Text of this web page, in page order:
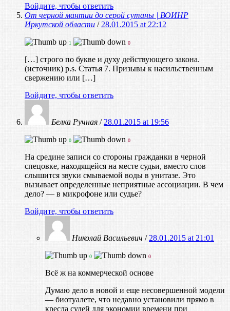
Войдите, чтобы ответить
От черной мантии до серой сутаны | ВОИНР
Иркутской области /28.01.2015 at 22:12
1 0
[…] строго по букве и духу действующего закона.
(источник) p.s. Статья 7. Призывы к насильственным
свержению или […]
Войдите, чтобы ответить
Белка Ручная /28.01.2015 at 19:56
0 0
На средине записи со стороны гражданки в черной
спецовке, находящейся на месте судьи, вместо слов
слышится звуки смываемой воды в унитазе. Это
вызывает определенные неприятные ассоциации. В чем
дело? — в микрофоне или судье?
Войдите, чтобы ответить
Николай Васильевич /28.01.2015 at 21:01
0 0
Всё ж на коммерческой основе
Думаю дело в новой и еще несовершенной модели
— биотуалете, что недавно установили прямо в
кресла судей для экономии времени при